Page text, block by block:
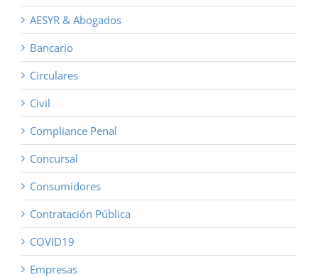
AESYR & Abogados
Bancario
Circulares
Civil
Compliance Penal
Concursal
Consumidores
Contratación Pública
COVID19
Empresas